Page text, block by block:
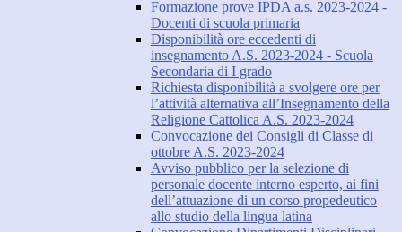
Formazione prove IPDA a.s. 2023-2024 -
Docenti di scuola primaria
Disponibilità ore eccedenti di
insegnamento A.S. 2023-2024 - Scuola
Secondaria di I grado
Richiesta disponibilità a svolgere ore per
l’attività alternativa all’Insegnamento della
Religione Cattolica A.S. 2023-2024
Convocazione dei Consigli di Classe di
ottobre A.S. 2023-2024
Avviso pubblico per la selezione di
personale docente interno esperto, ai fini
dell’attuazione di un corso propedeutico
allo studio della lingua latina